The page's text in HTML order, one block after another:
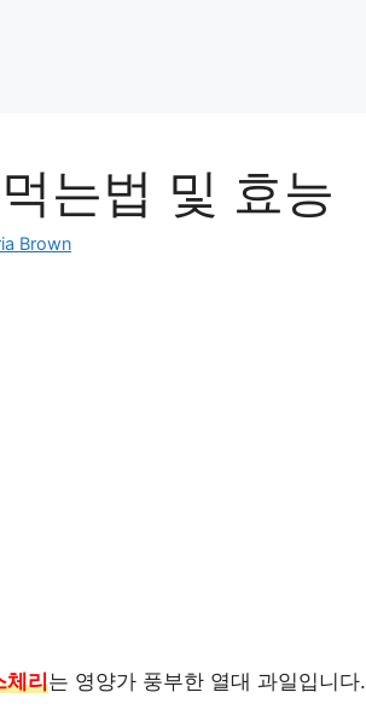
는법 및 효능
Brown
체리는 영양가 풍부한 열대 과일입니다.